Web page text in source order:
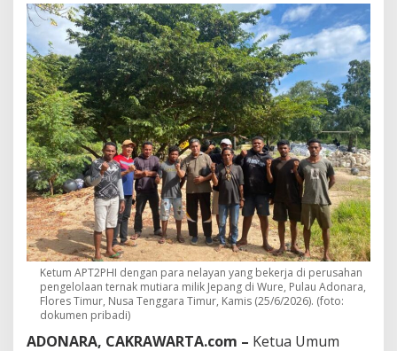
e
l
a
y
a
n
A
d
o
n
a
r
a
,
A
P
T
2
P
H
M
Ketum APT2PHI dengan para nelayan yang bekerja di perusahan
pengelolaan ternak mutiara milik Jepang di Wure, Pulau Adonara,
Flores Timur, Nusa Tenggara Timur, Kamis (25/6/2026). (foto:
dokumen pribadi)
ADONARA, CAKRAWARTA.com – Ketua Umum